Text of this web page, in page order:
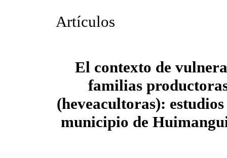
Artículos
El contexto de
familias
(heveacultoras): estudios
municipio de